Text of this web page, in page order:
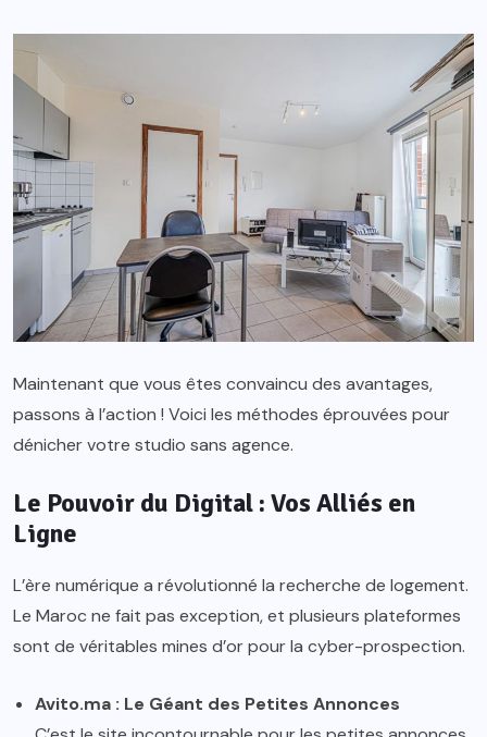
Maintenant que vous êtes convaincu des avantages,
passons à l’action ! Voici les méthodes éprouvées pour
dénicher votre studio sans agence.
Le Pouvoir du Digital : Vos Alliés en
Ligne
L’ère numérique a révolutionné la recherche de logement.
Le Maroc ne fait pas exception, et plusieurs plateformes
sont de véritables mines d’or pour la cyber-prospection.
Avito.ma : Le Géant des Petites Annonces